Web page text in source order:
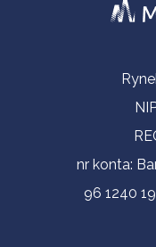
Informacje
nr konta:
96 1240